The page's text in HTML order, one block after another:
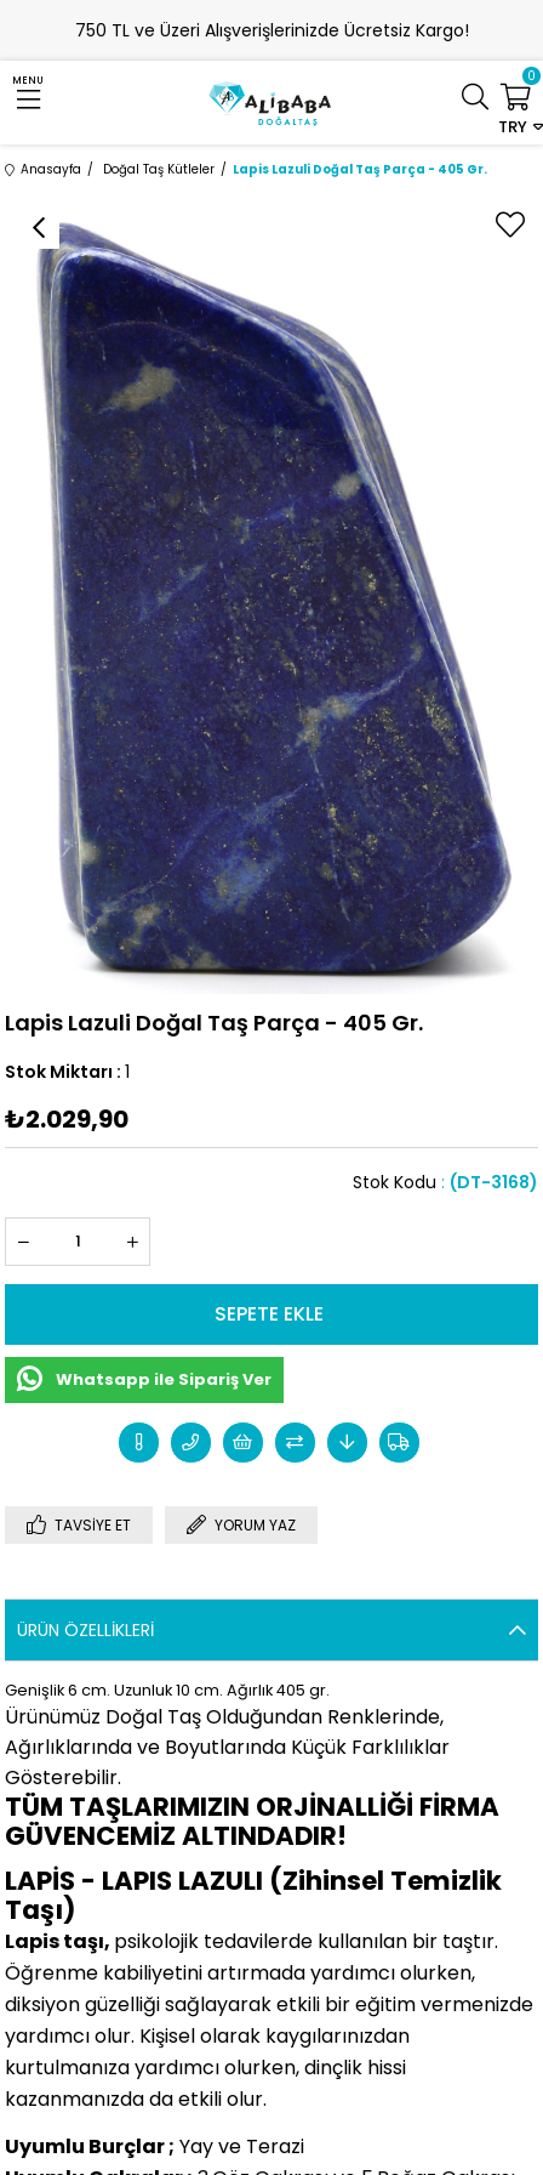
750 TL ve Üzeri Alışverişlerinizde Ücretsiz Kargo!
MENU
TRY
0
Anasayfa Doğal Taş Kütleler Lapis Lazuli Doğal Taş Parça - 405 Gr.
Lapis Lazuli Doğal Taş Parça - 405 Gr.
Stok Miktarı : 1
₺2.029,90
(DT-3168)
Stok Kodu
Whatsapp ile Sipariş Ver
TAVSIYE ET YORUM YAZ
ÜRÜN ÖZELLIKLERI
Genişlik 6 cm.Uzunluk 10 cm.Ağırlık 405 gr.
Ürünümüz Doğal Taş Olduğundan Renklerinde,
Ağırlıklarında ve Boyutlarında Küçük Farklılıklar
Gösterebilir.
TÜM TAŞLARIMIZIN ORJİNALLİĞİ FİRMA
GÜVENCEMİZ ALTINDADIR!
LAPİS - LAPIS LAZULI (Zihinsel Temizlik
Taşı)
Lapis taşı, psikolojik tedavilerde kullanılan bir taştır.
Öğrenme kabiliyetini artırmada yardımcı olurken,
diksiyon güzelliği sağlayarak etkili bir eğitim vermenizde
yardımcı olur. Kişisel olarak kaygılarınızdan
kurtulmanıza yardımcı olurken, dinçlik hissi
kazanmanızda da etkili olur.
Uyumlu Burçlar ; Yay ve Terazi